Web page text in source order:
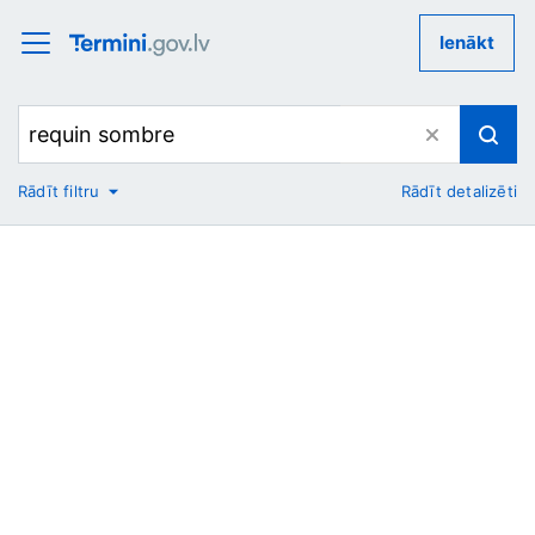
Ienākt
No
Rādīt filtru Rādīt detalizēti